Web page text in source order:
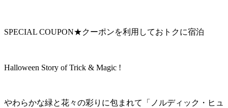
SPECIAL COUPON★クーポンを利用しておトクに宿泊
Halloween Story of Trick & Magic !
やわらかな緑と花々の彩りに包まれて「ノルディック・ヒュ